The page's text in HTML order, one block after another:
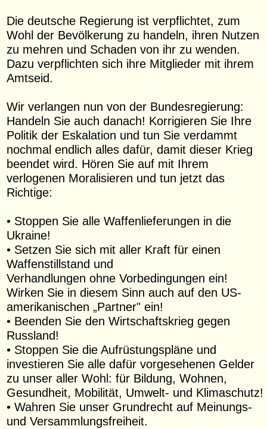
Die deutsche Regierung ist verpflichtet, zum
Wohl der Bevölkerung zu handeln, ihren Nutzen
zu mehren und Schaden von ihr zu wenden.
Dazu verpflichten sich ihre Mitglieder mit ihrem
Amtseid.
Wir verlangen nun von der Bundesregierung:
Handeln Sie auch danach! Korrigieren Sie Ihre
Politik der Eskalation und tun Sie verdammt
nochmal endlich alles dafür, damit dieser Krieg
beendet wird. Hören Sie auf mit Ihrem
verlogenen Moralisieren und tun jetzt das
Richtige:
• Stoppen Sie alle Waffenlieferungen in die
Ukraine!
• Setzen Sie sich mit aller Kraft für einen
Waffenstillstand und
Verhandlungen ohne Vorbedingungen ein!
Wirken Sie in diesem Sinn auch auf den US-
amerikanischen „Partner" ein!
• Beenden Sie den Wirtschaftskrieg gegen
Russland!
• Stoppen Sie die Aufrüstungspläne und
investieren Sie alle dafür vorgesehenen Gelder
zu unser aller Wohl: für Bildung, Wohnen,
Gesundheit, Mobilität, Umwelt- und Klimaschutz!
• Wahren Sie unser Grundrecht auf Meinungs-
und Versammlungsfreiheit.